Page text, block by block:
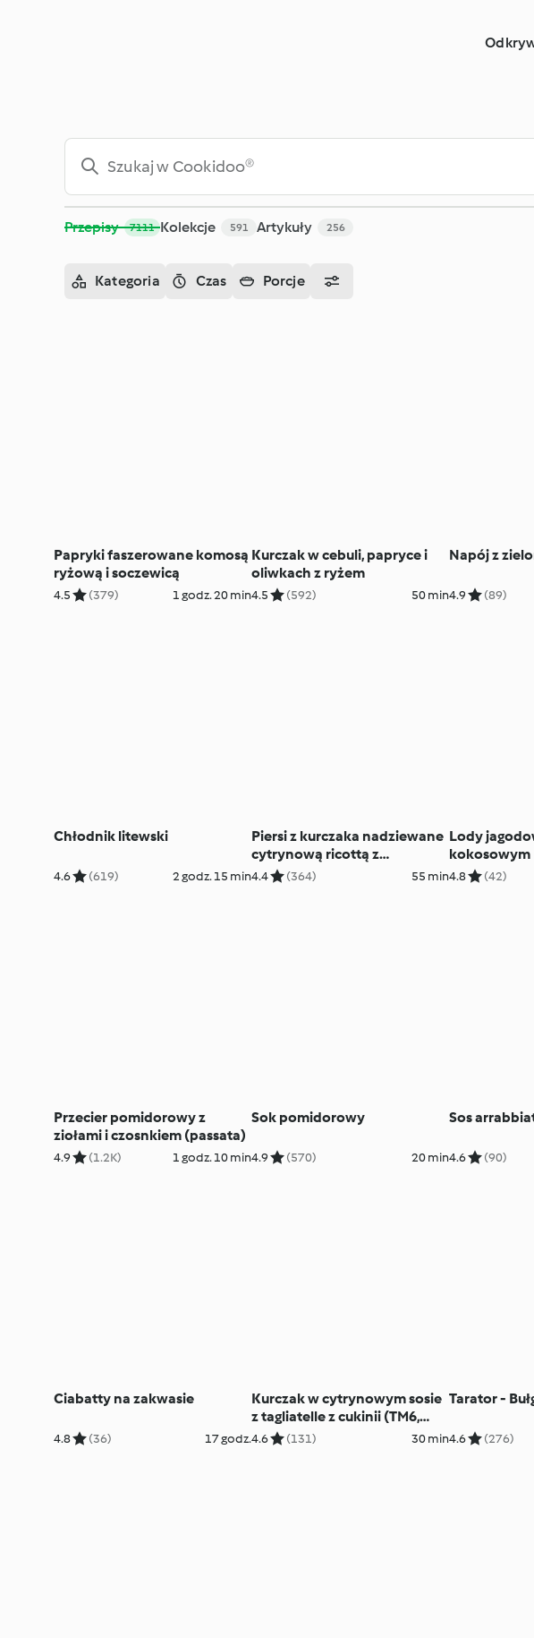
Przepisy 7111 Kolekcje 591 Artykuły 256
Kategoria Czas Porcje
Papryki faszerowane komosą
ryżową i soczewicą
4.5 (379) 1 godz. 20 min
Kurczak w cebuli, papryce i
oliwkach z ryżem
4.5 (592) 50 min
Napój z
4.9 (89)
Chłodnik litewski
4.6 (619) 2 godz. 15 min
Piersi z kurczaka nadziewane
cytrynową ricottą z
pomidorowym risotto
4.4 (364) 55 min
Lody
kokosowym
4.8 (42)
Przecier pomidorowy z
ziołami i czosnkiem (passata)
4.9 (1.2K) 1 godz. 10 min
Sok pomidorowy
4.9 (570) 20 min
Sos
4.6 (90)
Ciabatty na zakwasie
4.8 (36) 17 godz.
Kurczak w cytrynowym sosie
z tagliatelle z cukinii (TM6,
TM7)
4.6 (131) 30 min
Tarator -
4.6 (276)